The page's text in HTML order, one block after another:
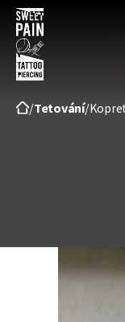
pain
tattoo
/Tetování/